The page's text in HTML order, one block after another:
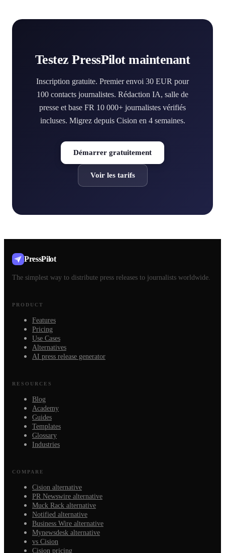
Testez PressPilot maintenant
Inscription gratuite. Premier envoi 30 EUR pour
100 contacts journalistes. Rédaction IA, salle de
presse et base FR 10 000+ journalistes vérifiés
incluses. Migrez depuis Cision en 4 semaines.
Démarrer gratuitement
Voir les tarifs
PressPilot
The simplest way to distribute press releases to journalists worldwide.
PRODUCT
Features
Pricing
Use Cases
Alternatives
AI press release generator
RESOURCES
Blog
Academy
Guides
Templates
Glossary
Industries
COMPARE
Cision alternative
PR Newswire alternative
Muck Rack alternative
Notified alternative
Business Wire alternative
Mynewsdesk alternative
vs Cision
Cision pricing